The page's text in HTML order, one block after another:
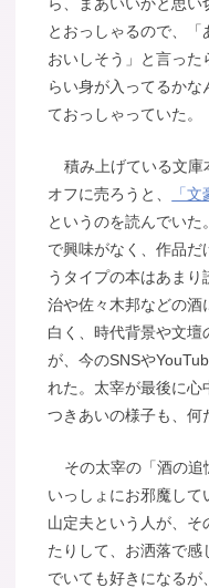
ら、まあいいかと思い
とおっしゃるので、「
おいしそう」と言った
らい身が入ってるか
ておっしゃっていた。
積み上げている文庫
オフに売ろうと、
「
というのを読んでい
で興味がなく、作品
うタイプの本はあま
治や佐々木邦などの酒
白く、時代背景や文壇
が、今のSNSや
れた。太宰が最後に心
つきあいの様子も、何
その太宰の「酒の追
いっしょにお邪魔し
山定夫という人が、そ
たりして、お洒落で感
でいても好きになるが